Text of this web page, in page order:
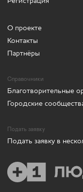
О проекте
Контакты
Партнёры
Справочники
Благотворительные
Городские
Подать заявку
Подать заявку в